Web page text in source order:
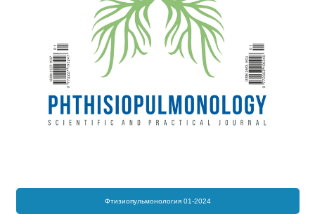
Фтизиопульмонология 01-2024